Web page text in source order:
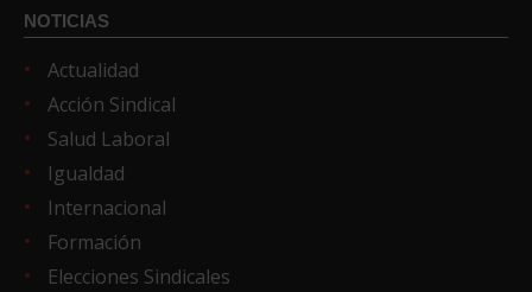
NOTICIAS
Actualidad
Acción Sindical
Salud Laboral
Igualdad
Internacional
Formación
Elecciones Sindicales